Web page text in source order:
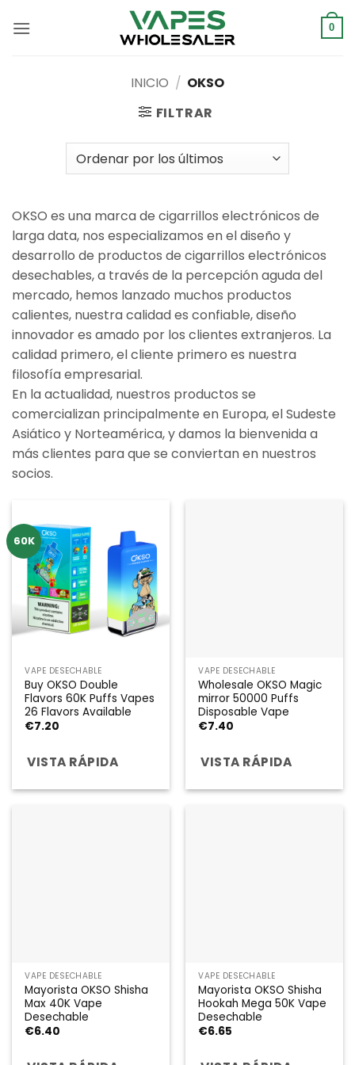
0
INICIO / OKSO
FILTRAR
OKSO es una marca de cigarrillos electrónicos de
larga data, nos especializamos en el diseño y
desarrollo de productos de cigarrillos electrónicos
desechables, a través de la percepción aguda del
mercado, hemos lanzado muchos productos
calientes, nuestra calidad es confiable, diseño
innovador es amado por los clientes extranjeros. La
calidad primero, el cliente primero es nuestra
filosofía empresarial.
En la actualidad, nuestros productos se
comercializan principalmente en Europa, el Sudeste
Asiático y Norteamérica, y damos la bienvenida a
más clientes para que se conviertan en nuestros
socios.
60K
VAPE DESECHABLE
Buy OKSO Double
Flavors 60K Puffs Vapes
26 Flavors Available
€7.20
VISTA RÁPIDA
VAPE DESECHABLE
Wholesale OKSO Magic
mirror 50000 Puffs
Disposable Vape
€7.40
VISTA RÁPIDA
VAPE DESECHABLE
Mayorista OKSO Shisha
Max 40K Vape
Desechable
€6.40
VAPE DESECHABLE
Mayorista OKSO Shisha
Hookah Mega 50K Vape
Desechable
€6.65